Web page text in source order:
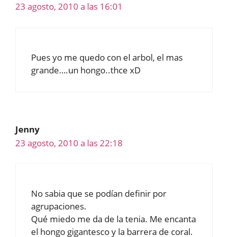
23 agosto, 2010 a las 16:01
Pues yo me quedo con el arbol, el mas
grande….un hongo..thce xD
Jenny
23 agosto, 2010 a las 22:18
No sabia que se podían definir por
agrupaciones.
Qué miedo me da de la tenia. Me encanta
el hongo gigantesco y la barrera de coral.